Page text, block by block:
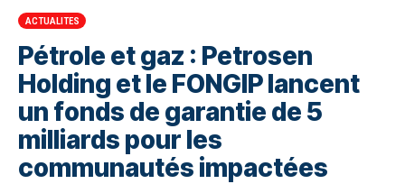
ACTUALITES
Pétrole et gaz : Petrosen
Holding et le FONGIP lancent
un fonds de garantie de 5
milliards pour les
communautés impactées